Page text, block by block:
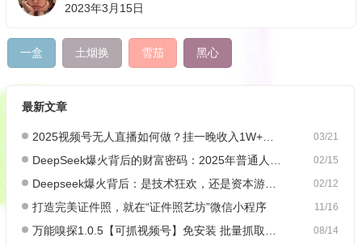
2023年3月15日
一盒 土烟换 雪茄 黑心
最新文章
03/21
2025视频号无人直播如何做？挂一晚收入1W+，这份教程，小白可做~
02/15
DeepSeek爆火背后的财富密码：2025年普通人如何抓住AI创业风口？
02/12
Deepseek爆火背后：是技术狂欢，还是资本游戏？
11/16
打造完美证件照，就在“证件照艺坊”微信小程序
08/14
万能嗅探1.0.5【可抓视频号】免安装 批量抓取媒体文件